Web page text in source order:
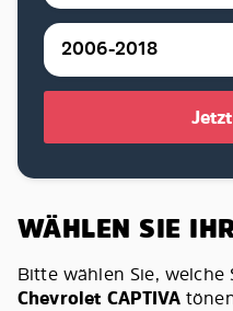
2006-2018
WÄHLEN SIE
Bitte wählen Sie, welche
Chevrolet CAPTIVA